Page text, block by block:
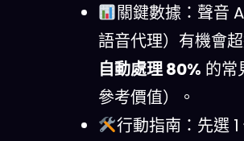
關鍵數據：聲音
語音代理）有機會
自動處理 80% 的常
參考價值）。
行動指南：先選